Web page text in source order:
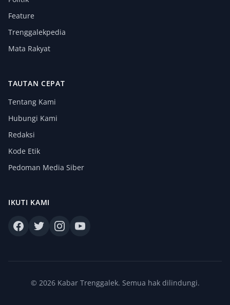
Feature
Trenggalekpedia
Mata Rakyat
TAUTAN CEPAT
Tentang Kami
Hubungi Kami
Redaksi
Kode Etik
Pedoman Media Siber
IKUTI KAMI
© 2026 Kabar Trenggalek. Semua hak dilindungi.